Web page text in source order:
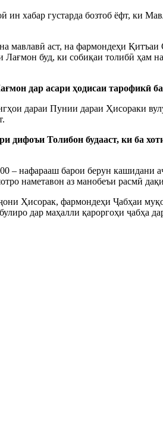
ин хабар густарда бозтоб ёфт, ки
мавлавӣ аст, на фармондеҳи
буд, ки собиқаи толибӣ ҳам
дар асари ҳодисаи тарофикӣ
дараи Пунии дараи Ҳисораки
дифоъи Толибон будааст, ки ба
нафарааш барои берун кашидани
наметавон аз манобеъи расмӣ
Ҳисорак, фармондеҳи Ҷабҳаи
дар маҳалли қароргоҳи ҷабҳа